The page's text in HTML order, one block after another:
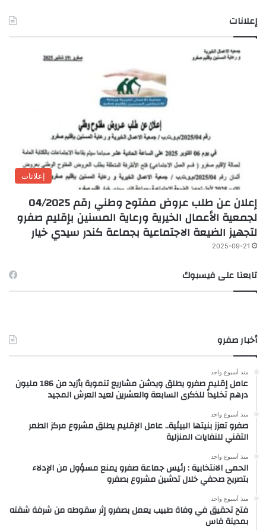
إعلانات
إعلانات
إعلان عن طلب عروض مفتوح وطني رقم 04/2025
لجمعية الأعمال الخيرية ورعاية المسنين بإقليم صفرو
لتجهيز الضيعة الاجتماعية بجماعة كندر سيدي خيار
2025-09-21
تابعنا على فيسبوك
أخبار صفرو
منذ أسبوع واحد
عامل إقليم صفرو يطلق ويدشن مشاريع تنموية بأزيد من 186 مليون
درهم تخليداً للذكرى السابعة والعشرين لعيد العرش المجيد
منذ أسبوع واحد
صفرو تعزز بنيتها البيئية.. عامل الإقليم يطلق مشروع مركز الطمر
التقني للنفايات المنزلية
منذ أسبوع واحد
الحمى الانتخابية : رئيس جماعة صفرو يمنع مسؤول من الإدلاء
بتصريح صحفي خلال تدشين مشروع بصفرو
منذ أسبوع واحد
فتح تحقيق في وفاة طبيب يعمل بصفرو إثر سقوطه من شرفة شقته
بمدينة فاس